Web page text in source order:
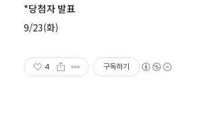
*당첨자 발표
9/23(화)
4 구독하기